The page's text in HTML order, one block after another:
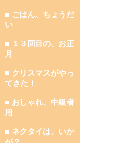
■ ごはん、ちょうだ
い
■ １３回目の、お正
月
■ クリスマスがやっ
てきた！
■ おしゃれ、中級者
用
■ ネクタイは、いか